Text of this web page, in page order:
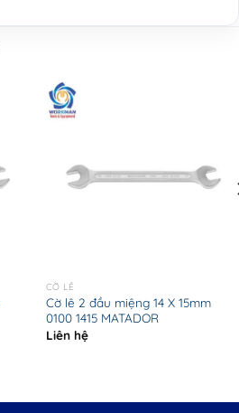
CỜ LÊ
Cờ lê 2 đầu miệng 14 X 15mm
0100 1415 MATADOR
Liên hệ